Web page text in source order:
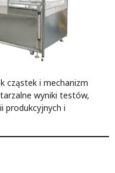
cząstek i mechanizm
wyniki testów,
produkcyjnych i